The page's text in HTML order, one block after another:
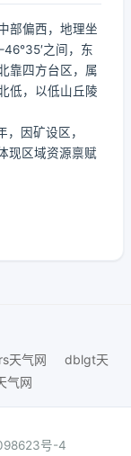
部偏西，地理坐
之间，东
靠四方台区，属
低，以低山丘陵
，因矿设区，
现区域资源禀赋
天气网
dblgt天
气网
号-4